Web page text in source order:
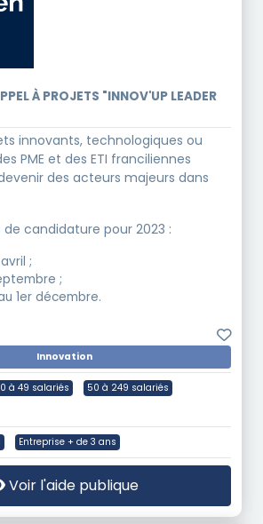
À PROJETS "INNOV'UP LEADER
innovants, technologiques ou
PME et des ETI franciliennes
des acteurs majeurs dans
candidature pour 2023 :
;
;
1er décembre.
Innovation
à 49 salariés
50 à 249 salariés
Entreprise + de 3 ans
Voir l'aide publique